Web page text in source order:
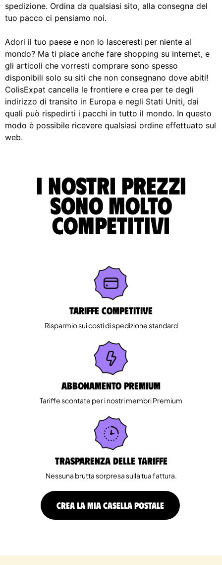
spedizione. Ordina da qualsiasi sito, alla consegna del
tuo pacco ci pensiamo noi.
Adori il tuo paese e non lo lasceresti per niente al
mondo? Ma ti piace anche fare shopping su internet, e
gli articoli che vorresti comprare sono spesso
disponibili solo su siti che non consegnano dove abiti!
ColisExpat cancella le frontiere e crea per te degli
indirizzo di transito in Europa e negli Stati Uniti, dai
quali può rispedirti i pacchi in tutto il mondo. In questo
modo è possibile ricevere qualsiasi ordine effettuato sul
web.
I nostri prezzi
sono molto
competitivi
Tariffe competitive
Risparmio sui costi di spedizione standard
Abbonamento Premium
Tariffe scontate per i nostri membri Premium
Trasparenza delle tariffe
Nessuna brutta sorpresa sulla tua fattura.
CREA LA MIA CASELLA POSTALE